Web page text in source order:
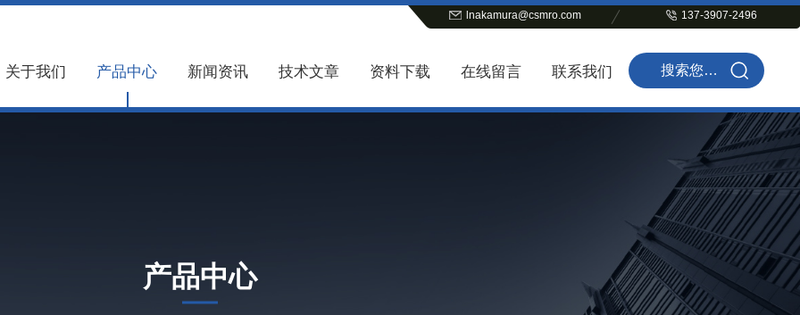
lnakamura@csmro.com 137-3907-2496
关于我们 产品中心 新闻资讯 技术文章 资料下载 在线留言 联系我们
产品中心